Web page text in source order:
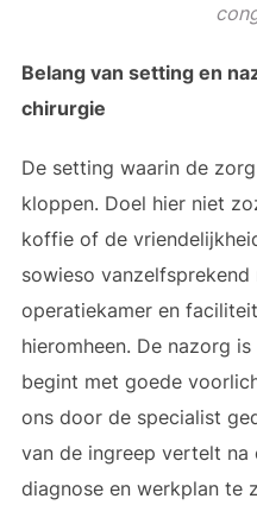
Belang van setting en
chirurgie
De setting waarin de
kloppen. Doel hier niet
koffie of de
sowieso
operatiekamer en
hieromheen. De nazorg
begint met goede
ons door de specialist
van de ingreep vertelt
diagnose en werkplan te